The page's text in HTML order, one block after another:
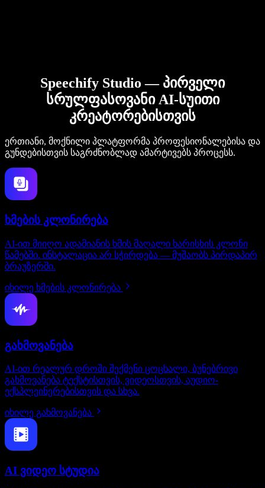
Speechify Studio — პირველი
სრულფასოვანი AI-სუითი
კრეატორებისთვის
ერთიანი, მოქნილი პლატფორმა პროფესიონალებისა და
გუნდებისთვის საგრძნობლად ამარტივებს პროცესს.
ხმების კლონირება
AI-ით მიიღო ადამიანის ხმის მაღალი ხარისხის კლონი
წამებში. ინსტალაცია არ სჭირდება — მუშაობს პირდაპირ
ბრაუზერში.
იხილე ხმების კლონირება
გახმოვანება
AI-ით რეალურ დროში შექმენი ცოცხალი, ბუნებრივი
გახმოვანება ტექსტისთვის, ვიდეოსთვის, აუდიო-
ექსპლეინერებისთვის და სხვა.
იხილე გახმოვანება
AI ვიდეო სტუდია